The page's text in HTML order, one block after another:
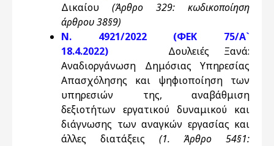
Δικαίου (Άρθρο 329: κωδικοποίηση
άρθρου 38§9)
Ν. 4921/2022 (ΦΕΚ 75/Α`
18.4.2022) Δουλειές Ξανά:
Αναδιοργάνωση Δημόσιας Υπηρεσίας
Απασχόλησης και ψηφιοποίηση των
υπηρεσιών της, αναβάθμιση
δεξιοτήτων εργατικού δυναμικού και
διάγνωσης των αναγκών εργασίας και
άλλες διατάξεις (1. Άρθρο 54§1: